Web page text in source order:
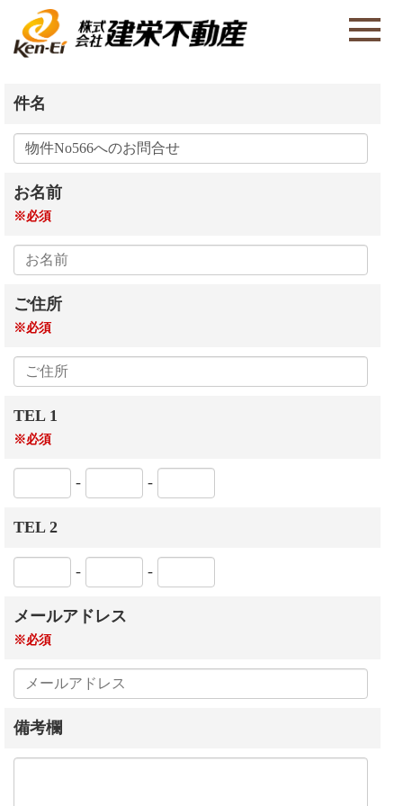
件名
お名前
※必須
ご住所
※必須
TEL 1
※必須
- -
TEL 2
- -
メールアドレス
※必須
備考欄